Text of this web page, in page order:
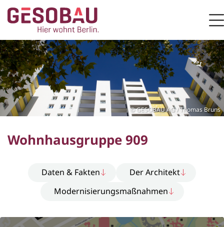
ZUM HAUPTINHALT SPRINGEN
Zur Startseite
GESOBAU AG / Thomas Bruns
Wohnhausgruppe 909
Daten & Fakten
Der Architekt
Modernisierungsmaßnahmen